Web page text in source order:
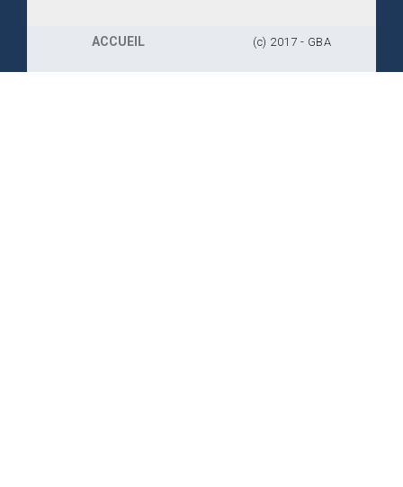
ACCUEIL (c) 2017 - GBA